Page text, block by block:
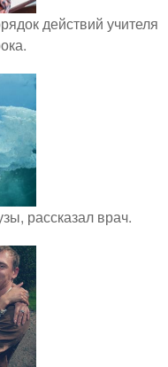
действий учителя
рассказал врач.